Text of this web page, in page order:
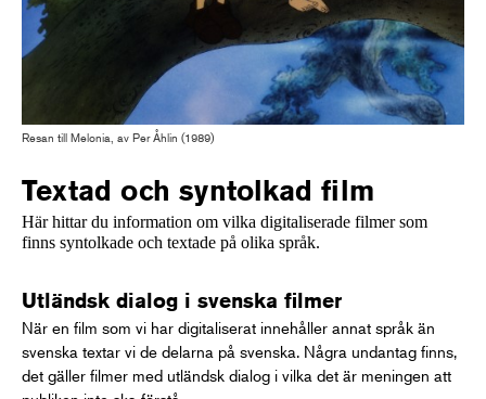
Resan till Melonia, av Per Åhlin (1989)
Textad och syntolkad film
Här hittar du information om vilka digitaliserade filmer som
finns syntolkade och textade på olika språk.
Utländsk dialog i svenska filmer
När en film som vi har digitaliserat innehåller annat språk än
svenska textar vi de delarna på svenska. Några undantag finns,
det gäller filmer med utländsk dialog i vilka det är meningen att